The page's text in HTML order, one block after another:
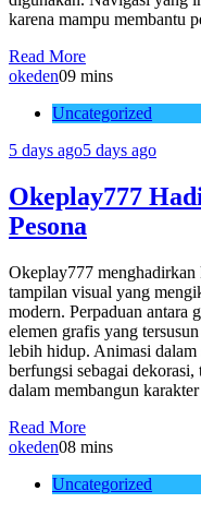
karena mampu membantu
Read More
okeden09 mins
Uncategorized
5 days ago5 days ago
Okeplay777
Pesona
Okeplay777 menghadirkan
tampilan visual yang
modern. Perpaduan antara
elemen grafis yang
lebih hidup. Animasi
berfungsi sebagai
dalam membangun
Read More
okeden08 mins
Uncategorized